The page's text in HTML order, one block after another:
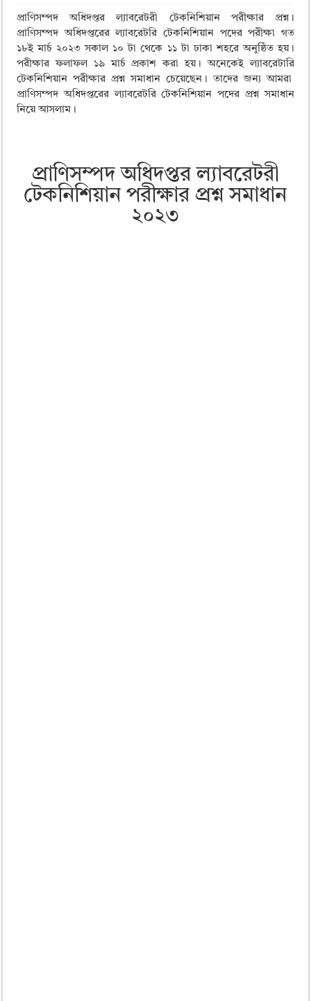
দিনাজপুর বোর্ড এইচএসসি রেজাল্ট ২০২৫ – HSC Result 2025 Dinajpur Board
সিলেট বোর্ড এইচএসসি রেজাল্ট ২০২৫ – HSC Result 2025 Sylhet Board
প্রাণিসম্পদ অধিদপ্তর ল্যাবরেটরী টেকনিশিয়ান পরীক্ষার প্রশ্ন।
প্রাণিসম্পদ অধিদপ্তরের ল্যাবরেটরি টেকনিশিয়ান পদের পরীক্ষা গত
১৮ই মার্চ ২০২৩ সকাল ১০ টা থেকে ১১ টা ঢাকা শহরে অনুষ্ঠিত হয়।
পরীক্ষার ফলাফল ১৯ মার্চ প্রকাশ করা হয়। অনেকেই ল্যাবরেটারি
টেকনিশিয়ান পরীক্ষার প্রশ্ন সমাধান চেয়েছেন। তাদের জন্য আমরা
প্রাণিসম্পদ অধিদপ্তরের ল্যাবরেটরি টেকনিশিয়ান পদের প্রশ্ন সমাধান
নিয়ে আসলাম।
প্রাণিসম্পদ অধিদপ্তর ল্যাবরেটরী
টেকনিশিয়ান পরীক্ষার প্রশ্ন সমাধান
২০২৩